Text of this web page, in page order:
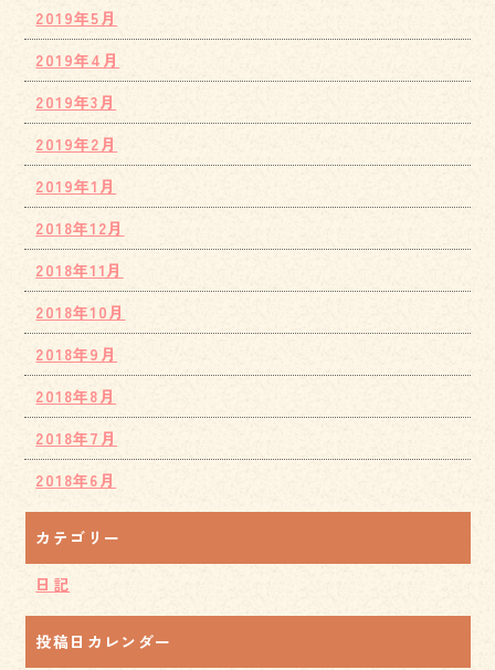
2019年5月
2019年4月
2019年3月
2019年2月
2019年1月
2018年12月
2018年11月
2018年10月
2018年9月
2018年8月
2018年7月
2018年6月
カテゴリー
日記
投稿日カレンダー